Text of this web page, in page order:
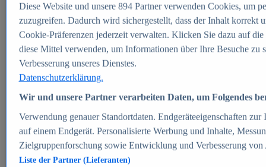
Zum Report
E-commerce
Beliebte Statistiken
Aktuelle Statistiken
E-Commerce - Entwicklung des Umsatzes in
Deutschland 1999-2025
Umsatz von Amazon in Deutschland und weltweit
2010-2025
B2C-E-Commerce: Top-50 Online Shops in
Deutschland 2024
Marktanteile von Online-Zahlungsverfahren in
Deutschland 2024
Umsatzstarke Warengruppen im Online-Handel in
Deutschland 2023-2025
Diese Website und unsere 894Partner verwenden Cookies, um
zuzugreifen. Dadurch wird sichergestellt, dass der Inhalt korrekt
Cookie-Präferenzen jederzeit verwalten. Klicken Sie dazu auf
diese Mittel verwenden, um Informationen über Ihre Besuche
Verbesserung unseres Dienstes.
Datenschutzerklärung.
Wir und unsere Partner verarbeiten Daten, um Folgendes
Verwendung genauer Standortdaten. Endgeräteeigenschaften
auf einem Endgerät. Personalisierte Werbung und Inhalte,
Zielgruppenforschung sowie Entwicklung und Verbesserung von
Liste der Partner (Lieferanten)